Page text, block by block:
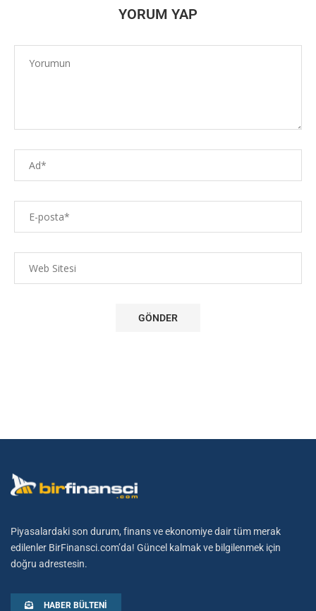
YORUM YAP
Piyasalardaki son durum, finans ve ekonomiye dair tüm merak
edilenler BirFinansci.com’da! Güncel kalmak ve bilgilenmek için
doğru adrestesin.
HABER BÜLTENI